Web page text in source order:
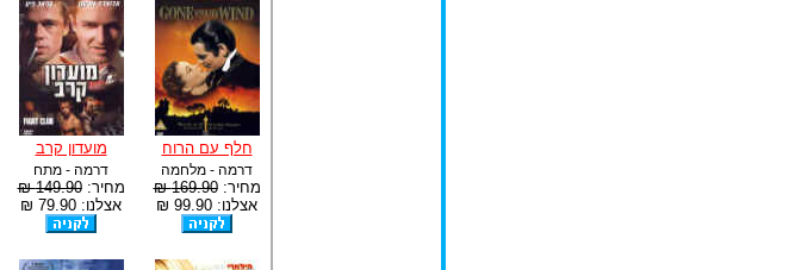
חלף עם הרוח
דרמה - מלחמה
מחיר:169.90 ₪
אצלנו: 99.90 ₪
מועדון קרב
דרמה - מתח
מחיר:149.90 ₪
אצלנו: 79.90 ₪